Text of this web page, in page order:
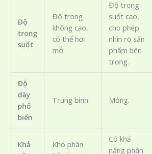
Độ
trong
suốt
Độ trong
không cao,
có thể hơi
mờ.
Độ trong
suốt cao,
cho phép
nhìn rõ sản
phẩm bên
trong.
Độ
dày
phổ
biến
Trung bình. Mỏng.
Khả
Khó phân
Có khả
năng phân